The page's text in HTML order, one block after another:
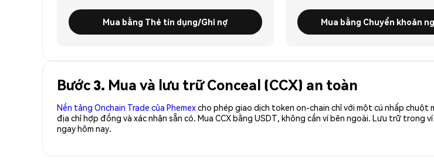
Mua bằng Thẻ tín dụng/Ghi nợ Mua bằng Chuyển khoản
Bước 3. Mua và lưu trữ Conceal (CCX) an toàn
Nền tảng Onchain Trade của Phemexcho phép giao dịch token on-chain chỉ với một cú nhấp chuột
địa chỉ hợp đồng và xác nhận sẵn có. Mua CCX bằng USDT, không cần ví bên ngoài. Lưu trữ trong
ngay hôm nay.